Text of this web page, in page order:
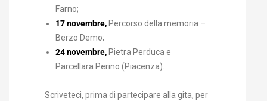
Farno;
17 novembre, Percorso della memoria –
Berzo Demo;
24 novembre, Pietra Perduca e
Parcellara Perino (Piacenza).
Scriveteci, prima di partecipare alla gita, per